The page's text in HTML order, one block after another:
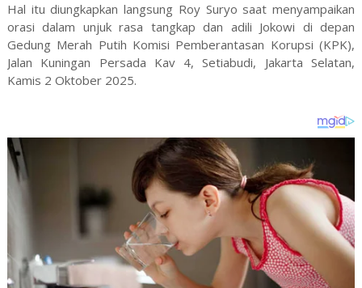
Hal itu diungkapkan langsung Roy Suryo saat menyampaikan
orasi dalam unjuk rasa tangkap dan adili Jokowi di depan
Gedung Merah Putih Komisi Pemberantasan Korupsi (KPK),
Jalan Kuningan Persada Kav 4, Setiabudi, Jakarta Selatan,
Kamis 2 Oktober 2025.